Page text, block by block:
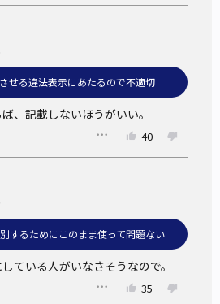
ま酵母）を例に出し、「このような
ースト製品と科学的に区別されるも
を出している。
なる表示
。
など種々の微生物が生息している自
適したものを選別して培養したもの
そこには「天然」や「人工」という
せる違法表示にあたるので不適切
、記載しないほうがいい。
40
するためにこのまま使って問題ない
ている人がいなさそうなので。
35